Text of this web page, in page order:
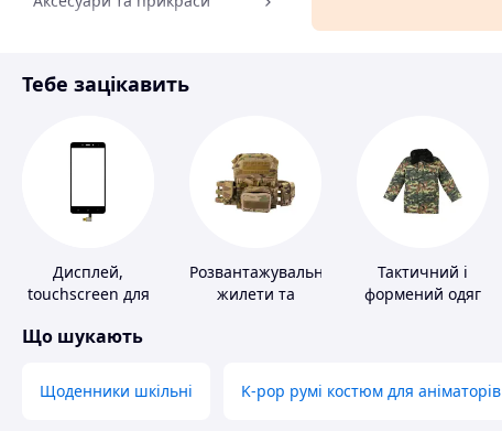
Спорт і відпочинок
Тебе зацікавить
Дисплей,
touchscreen для
Розвантажувальні
жилети та
Тактичний і
формений одяг
Що шукають
Щоденники шкільні K-pop румі костюм для аніматорів